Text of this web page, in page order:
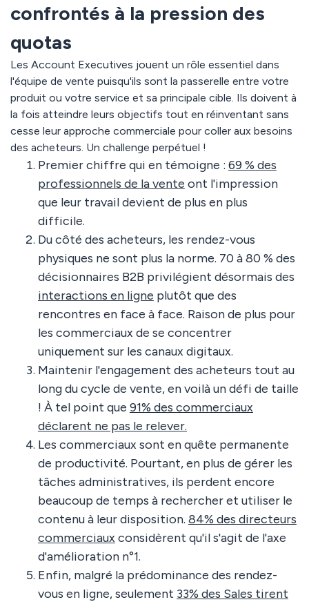
confrontés à la pression des
quotas
Les Account Executives jouent un rôle essentiel dans
l'équipe de vente puisqu'ils sont la passerelle entre votre
produit ou votre service et sa principale cible. Ils doivent à
la fois atteindre leurs objectifs tout en réinventant sans
cesse leur approche commerciale pour coller aux besoins
des acheteurs. Un challenge perpétuel !
Premier chiffre qui en témoigne : 69 % des
professionnels de la vente ont l'impression
que leur travail devient de plus en plus
difficile.
Du côté des acheteurs, les rendez-vous
physiques ne sont plus la norme. 70 à 80 % des
décisionnaires B2B privilégient désormais des
interactions en ligne plutôt que des
rencontres en face à face. Raison de plus pour
les commerciaux de se concentrer
uniquement sur les canaux digitaux.
Maintenir l'engagement des acheteurs tout au
long du cycle de vente, en voilà un défi de taille
! À tel point que 91% des commerciaux
déclarent ne pas le relever.
Les commerciaux sont en quête permanente
de productivité. Pourtant, en plus de gérer les
tâches administratives, ils perdent encore
beaucoup de temps à rechercher et utiliser le
contenu à leur disposition. 84% des directeurs
commerciaux considèrent qu'il s'agit de l'axe
d'amélioration n°1.
Enfin, malgré la prédominance des rendez-
vous en ligne, seulement 33% des Sales tirent